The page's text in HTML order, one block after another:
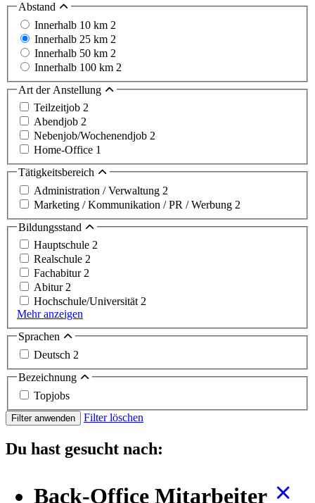
Abstand
Innerhalb 10 km 2
Innerhalb 25 km 2
Innerhalb 50 km 2
Innerhalb 100 km 2
Art der Anstellung
Teilzeitjob 2
Abendjob 2
Nebenjob/Wochenendjob 2
Home-Office 1
Tätigkeitsbereich
Administration / Verwaltung 2
Marketing / Kommunikation / PR / Werbung 2
Bildungsstand
Hauptschule 2
Realschule 2
Fachabitur2
Abitur2
Hochschule/Universität2
Mehr anzeigen
Sprachen
Deutsch 2
Bezeichnung
Topjobs
Filter anwenden Filter löschen
Du hast gesucht nach:
Back-Office Mitarbeiter